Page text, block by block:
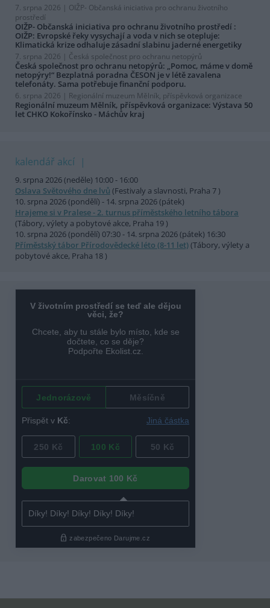
7. srpna 2026 | OIŽP- Občanská iniciativa pro ochranu životního
prostředí
OIŽP- Občanská iniciativa pro ochranu životního prostředí :
OIŽP: Evropské řeky vysychají a voda v nich se otepluje:
Klimatická krize odhaluje zásadní slabinu jaderné energetiky
7. srpna 2026 | Česká společnost pro ochranu netopýrů
Česká společnost pro ochranu netopýrů: „Pomoc, máme v domě
netopýry!“ Bezplatná poradna ČESON je v létě zavalena
telefonáty. Sama potřebuje finanční podporu.
6. srpna 2026 | Regionální muzeum Mělník, příspěvková organizace
Regionální muzeum Mělník, příspěvková organizace: Výstava 50
let CHKO Kokořínsko - Máchův kraj
kalendář akcí
9. srpna 2026 (neděle) 10:00 - 16:00
Oslava Světového dne lvů (Festivaly a slavnosti, Praha 7 )
10. srpna 2026 (pondělí) - 14. srpna 2026 (pátek)
Hrajeme si v Pralese - 2. turnus příměstského letního tábora
(Tábory, výlety a pobytové akce, Praha 19 )
10. srpna 2026 (pondělí) 07:30 - 14. srpna 2026 (pátek) 16:30
Příměstský tábor Přírodovědecké léto (8-11 let)(Tábory, výlety a
pobytové akce, Praha 18 )